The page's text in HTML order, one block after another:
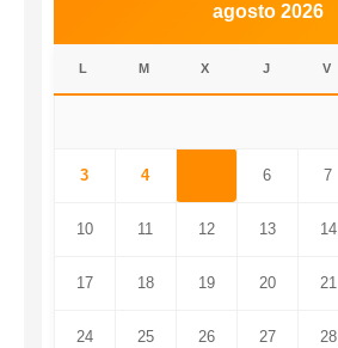
agosto 2026
L M X J V
3 4 6 7
10 11 12 13 14
17 18 19 20 21
24 25 26 27 28